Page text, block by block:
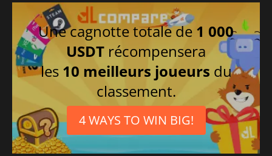
Une cagnotte totale de 1 000
USDT récompensera
les 10 meilleurs joueurs du
classement.
4 WAYS TO WIN BIG!